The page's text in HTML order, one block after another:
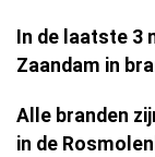
In de laatste 3
Zaandam in
Alle branden
in de